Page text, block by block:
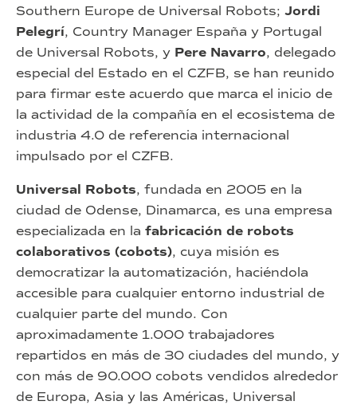
Southern Europe de Universal Robots; Jordi
Pelegrí, Country Manager España y Portugal
de Universal Robots, y Pere Navarro, delegado
especial del Estado en el CZFB, se han reunido
para firmar este acuerdo que marca el inicio de
la actividad de la compañía en el ecosistema de
industria 4.0 de referencia internacional
impulsado por el CZFB.
Universal Robots, fundada en 2005 en la
ciudad de Odense, Dinamarca, es una empresa
especializada en la fabricación de robots
colaborativos (cobots), cuya misión es
democratizar la automatización, haciéndola
accesible para cualquier entorno industrial de
cualquier parte del mundo. Con
aproximadamente 1.000 trabajadores
repartidos en más de 30 ciudades del mundo, y
con más de 90.000 cobots vendidos alrededor
de Europa, Asia y las Américas, Universal